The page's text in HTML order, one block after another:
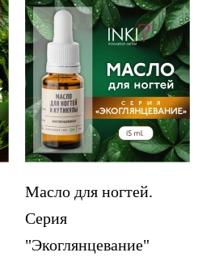
Масло для ногтей.
Серия
"Экоглянцевание"